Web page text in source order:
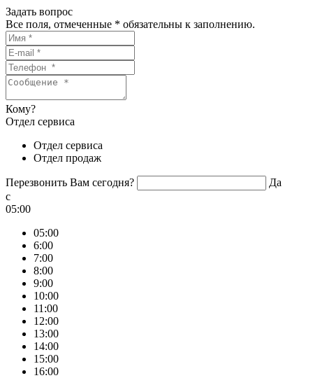
Задать вопрос
Все поля, отмеченные * обязательны к заполнению.
Кому?
Отдел сервиса
Отдел сервиса
Отдел продаж
Перезвонить Вам сегодня?
Да
c
05:00
05:00
6:00
7:00
8:00
9:00
10:00
11:00
12:00
13:00
14:00
15:00
16:00